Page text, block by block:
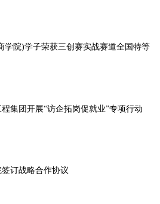
学院)学子荣获三创赛实战赛道全国特等
集团开展“访企拓岗促就业”专项行动
订战略合作协议